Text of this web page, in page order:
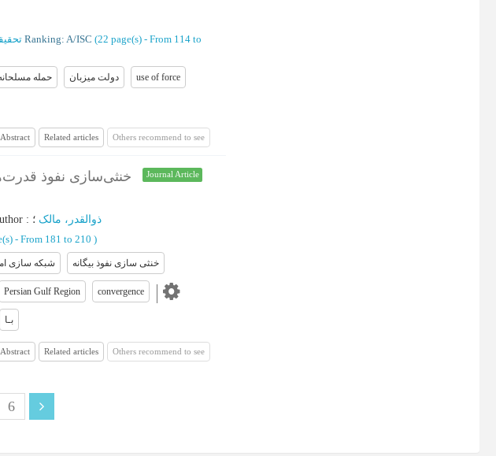
Ranking: A/ISC (‎22 page(s) - From 114 to
حمله دولت میزبان use of force
Abstract Related articles Others recommend to see
خنثی‌سازی نفوذ
Journal Article
: ذوالقدر، مالک ؛
-From 181 to 210 )
شبکه سازی خنثی سازی نفوذ بیگانه
Persian Gulf Region convergence
بـا
Abstract Related articles Others recommend to see
6